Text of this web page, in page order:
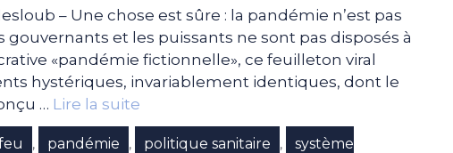
– Une chose est sûre : la pandémie n’est pas
gouvernants et les puissants ne sont pas disposés à
«pandémie fictionnelle», ce feuilleton viral
hystériques, invariablement identiques, dont le
… Lire la suite
, pandémie , politique sanitaire ,
système